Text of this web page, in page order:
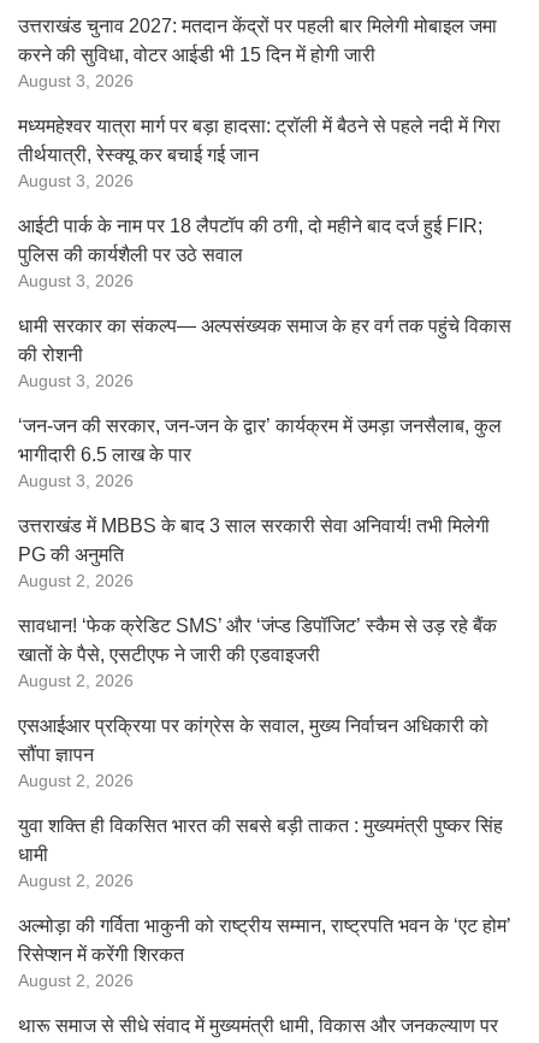
उत्तराखंड चुनाव 2027: मतदान केंद्रों पर पहली बार मिलेगी मोबाइल जमा
करने की सुविधा, वोटर आईडी भी 15 दिन में होगी जारी
August 3, 2026
मध्यमहेश्वर यात्रा मार्ग पर बड़ा हादसा: ट्रॉली में बैठने से पहले नदी में गिरा
तीर्थयात्री, रेस्क्यू कर बचाई गई जान
August 3, 2026
आईटी पार्क के नाम पर 18 लैपटॉप की ठगी, दो महीने बाद दर्ज हुई FIR;
पुलिस की कार्यशैली पर उठे सवाल
August 3, 2026
धामी सरकार का संकल्प— अल्पसंख्यक समाज के हर वर्ग तक पहुंचे विकास
की रोशनी
August 3, 2026
‘जन-जन की सरकार, जन-जन के द्वार’ कार्यक्रम में उमड़ा जनसैलाब, कुल
भागीदारी 6.5 लाख के पार
August 3, 2026
उत्तराखंड में MBBS के बाद 3 साल सरकारी सेवा अनिवार्य! तभी मिलेगी
PG की अनुमति
August 2, 2026
सावधान! ‘फेक क्रेडिट SMS’ और ‘जंप्ड डिपॉजिट’ स्कैम से उड़ रहे बैंक
खातों के पैसे, एसटीएफ ने जारी की एडवाइजरी
August 2, 2026
एसआईआर प्रक्रिया पर कांग्रेस के सवाल, मुख्य निर्वाचन अधिकारी को
सौंपा ज्ञापन
August 2, 2026
युवा शक्ति ही विकसित भारत की सबसे बड़ी ताकत : मुख्यमंत्री पुष्कर सिंह
धामी
August 2, 2026
अल्मोड़ा की गर्विता भाकुनी को राष्ट्रीय सम्मान, राष्ट्रपति भवन के ‘एट होम’
रिसेप्शन में करेंगी शिरकत
August 2, 2026
थारू समाज से सीधे संवाद में मुख्यमंत्री धामी, विकास और जनकल्याण पर